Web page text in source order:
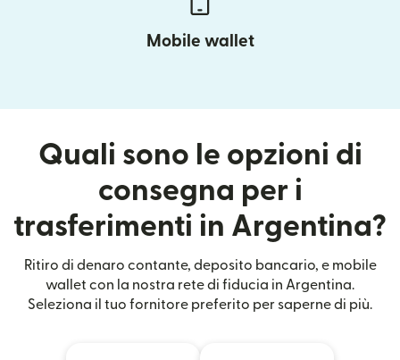
Mobile wallet
Quali sono le opzioni di
consegna per i
trasferimenti in Argentina?
Ritiro di denaro contante, deposito bancario, e mobile
wallet con la nostra rete di fiducia in Argentina.
Seleziona il tuo fornitore preferito per saperne di più.